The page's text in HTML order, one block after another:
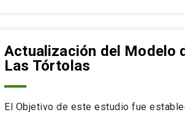
Actualización del Modelo
Las Tórtolas
El Objetivo de este estudio fue